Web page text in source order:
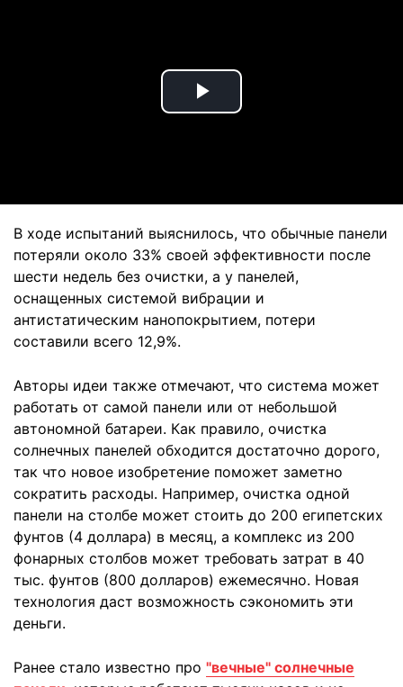
Play
В ходе испытаний выяснилось, что обычные панели
потеряли около 33% своей эффективности после
шести недель без очистки, а у панелей,
оснащенных системой вибрации и
антистатическим нанопокрытием, потери
составили всего 12,9%.
Авторы идеи также отмечают, что система может
работать от самой панели или от небольшой
автономной батареи. Как правило, очистка
солнечных панелей обходится достаточно дорого,
так что новое изобретение поможет заметно
сократить расходы. Например, очистка одной
панели на столбе может стоить до 200 египетских
фунтов (4 доллара) в месяц, а комплекс из 200
фонарных столбов может требовать затрат в 40
тыс. фунтов (800 долларов) ежемесячно. Новая
технология даст возможность сэкономить эти
деньги.
Ранее стало известно про "вечные" солнечные